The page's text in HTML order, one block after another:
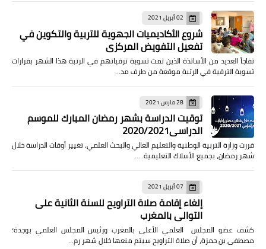
02 أبريل 2021
شروع الأكاديميات الجهوية للتربية والتكوين في
تفعيل التفويض المركزي
تفاجأ العديد من الأساتذة الذين تمت تسوية ترقياتهم في الرتبة هذا الشهر بقرارات
تسوية الترقية في الرتبة موقعة من طرف مد…
28 مارس 2021
توقيت الدراسة بشهر رمضان المبارك للموسم
الدراسي2020/2021
قررت وزارة التربية الوطنية والتعليم العالي والبحث العلمي، تغيير أوقات الدراسة خلال
شهر رمضان، بجميع الأسلاك التعليمية. …
07 أبريل 2021
إلغاء إقامة صلاة التراويح للسنة الثانية على
التوالي بالمغرب
كشف عضو المجلس العلمي الأعلى بالمغرب ورئيس المجلس العلمي بوجدة؛
مصطفى بن حمزة، أن صلاة التراويح سيتم منعها خلال شهر رم…